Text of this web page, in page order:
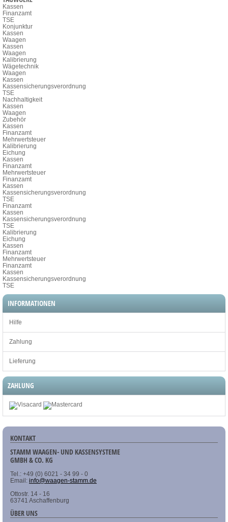
Kassen
Finanzamt
TSE
Konjunktur
Kassen
Waagen
Kassen
Waagen
Kalibrierung
Wägetechnik
Waagen
Kassen
Kassensicherungsverordnung
TSE
Nachhaltigkeit
Kassen
Waagen
Zubehör
Kassen
Finanzamt
Mehrwertsteuer
Kalibrierung
Eichung
Kassen
Finanzamt
Mehrwertsteuer
Finanzamt
Kassen
Kassensicherungsverordnung
TSE
Finanzamt
Kassen
Kassensicherungsverordnung
TSE
Kalibrierung
Eichung
Kassen
Finanzamt
Mehrwertsteuer
Finanzamt
Kassen
Kassensicherungsverordnung
TSE
INFORMATIONEN
Hilfe
Zahlung
Lieferung
ZAHLUNG
KONTAKT
STAMM WAAGEN- UND KASSENSYSTEME
GMBH & CO. KG
Tel.: +49 (0) 6021 - 34 99 - 0
Email: info@waagen-stamm.de
Ottostr. 14 - 16
63741 Aschaffenburg
ÜBER UNS